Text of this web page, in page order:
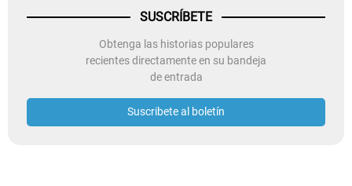
SUSCRÍBETE
Obtenga las historias populares
recientes directamente en su bandeja
de entrada
Suscribete al boletín